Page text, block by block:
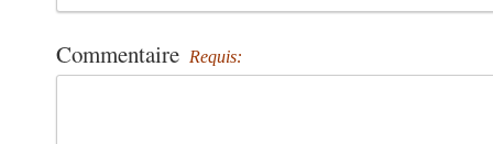
Commentaire Requis: